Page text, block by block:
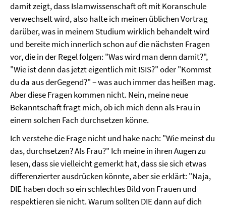
damit zeigt, dass Islamwissenschaft oft mit Koranschule
verwechselt wird, also halte ich meinen üblichen Vortrag
darüber, was in meinem Studium wirklich behandelt wird
und bereite mich innerlich schon auf die nächsten Fragen
vor, die in der Regel folgen: "Was wird man denn damit?",
"Wie ist denn das jetzt eigentlich mit ISIS?" oder "Kommst
du da aus derGegend?" – was auch immer das heißen mag.
Aber diese Fragen kommen nicht. Nein, meine neue
Bekanntschaft fragt mich, ob ich mich denn als Frau in
einem solchen Fach durchsetzen könne.
Ich verstehe die Frage nicht und hake nach: "Wie meinst du
das, durchsetzen? Als Frau?" Ich meine in ihren Augen zu
lesen, dass sie vielleicht gemerkt hat, dass sie sich etwas
differenzierter ausdrücken könnte, aber sie erklärt: "Naja,
DIE haben doch so ein schlechtes Bild von Frauen und
respektieren sie nicht. Warum sollten DIE dann auf dich